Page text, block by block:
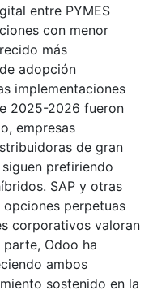
entre PYMES
con menor
más
adopción
implementaciones
2025-2026 fueron
empresas
de gran
prefiriendo
SAP y otras
perpetuas
corporativos valoran
Odoo ha
ambos
sostenido en la